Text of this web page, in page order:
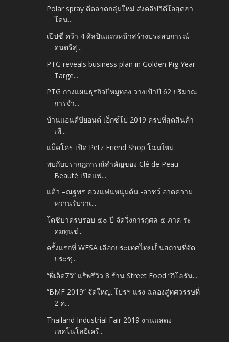
Polar spray ตีตลาดกลุ่มใหม่ ส่งคลิปวิดีโอสุดฮา
โดน...
เป๊ปซี่ คว้า 4 ศิลปินแถวหน้าสร้างประสบการณ์
ดนตรีสุ...
PTG reveals business plan in Golden Pig Year
Targe...
PTG กางแผนธุรกิจปีหมูทอง วางเป้าปี 62 ปริมาณ
การจำ...
บ้านแอนด์บียอนด์ เอ็กซ์โป 2019 ครบที่สุดสินค้า
เพื่...
แม็คโคร เปิด Petz Friend Shop โฉมใหม่
พบกับปรากฎการณ์สำคัญของ Clé de Peau
Beauté เปิดแฟ...
แต้ว –ณฐพร ควงแฟนหนุ่มต้น -อาชว์ อวดความ
หวานรับวาเ...
โตชิบาครบรอบ ๕๐ ปี จัดวิ่งการกุศล ๕ ภาค ระ
ดมทุนช่...
ครั้งแรกที่ WFSA เลือกประเทศไทยเป็นสถานที่จัด
ประชุ...
“พี่เอ็ด7วิ” แร็พรีวิว 8 ร้าน Street Food “กิโลรัน...
“BMF 2019” จัดใหญ่..โปรฯ แรง ฉลองสู่ทศวรรษที่
2 ค่...
Thailand Industrial Fair 2019 งานแสดง
เทคโนโลยีเครื...